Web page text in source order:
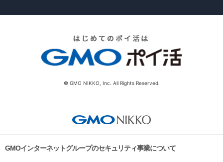
© GMO NIKKO, Inc. All Rights Reserved.
GMOインターネットグループのセキュリティ事業について